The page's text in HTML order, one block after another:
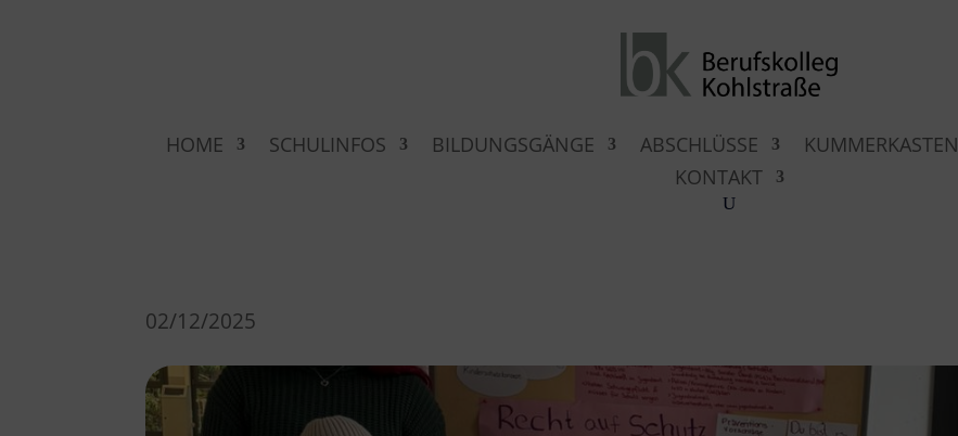
HOME SCHULINFOS BILDUNGSGÄNGE ABSCHLÜSSE KUMMERKASTEN
KONTAKT
02/12/2025